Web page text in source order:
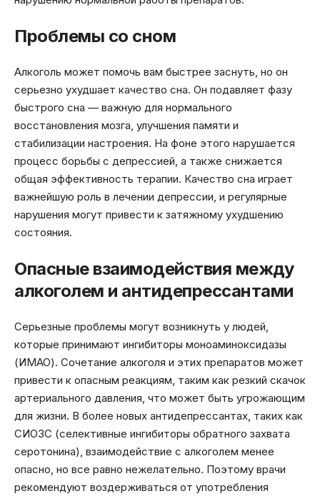
Проблемы со сном
Алкоголь может помочь вам быстрее заснуть, но он
серьезно ухудшает качество сна. Он подавляет фазу
быстрого сна — важную для нормального
восстановления мозга, улучшения памяти и
стабилизации настроения. На фоне этого нарушается
процесс борьбы с депрессией, а также снижается
общая эффективность терапии. Качество сна играет
важнейшую роль в лечении депрессии, и регулярные
нарушения могут привести к затяжному ухудшению
состояния.
Опасные взаимодействия между
алкоголем и антидепрессантами
Серьезные проблемы могут возникнуть у людей,
которые принимают ингибиторы моноаминоксидазы
(ИМАО). Сочетание алкоголя и этих препаратов может
привести к опасным реакциям, таким как резкий скачок
артериального давления, что может быть угрожающим
для жизни. В более новых антидепрессантах, таких как
СИОЗС (селективные ингибиторы обратного захвата
серотонина), взаимодействие с алкоголем менее
опасно, но все равно нежелательно. Поэтому врачи
рекомендуют воздерживаться от употребления